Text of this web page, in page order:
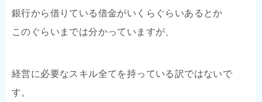
銀行から借りている借金がいくらぐらいあるとか
このぐらいまでは分かっていますが、
経営に必要なスキル全てを持っている訳ではないで
す。